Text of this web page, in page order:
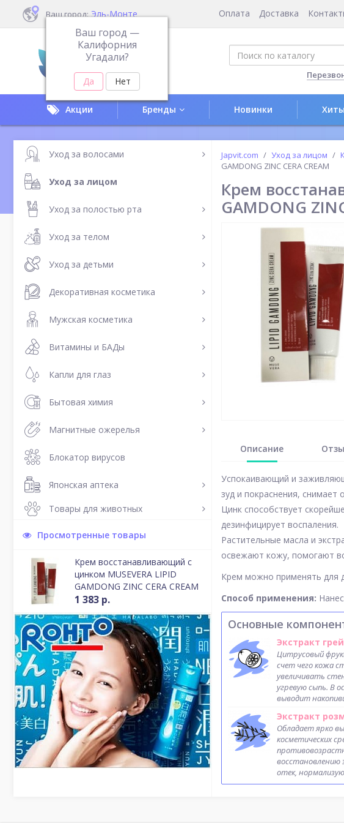
Ваш город: Эль-Монте
Ваш город —
Калифорния
Угадали?
Оплата Доставка
Акции Бренды Новинки
Уход за волосами
Уход за лицом
Уход за полостью рта
Уход за телом
Уход за детьми
Декоративная косметика
Мужская косметика
Витамины и БАДы
Капли для глаз
Бытовая химия
Магнитные ожерелья
Блокатор вирусов
Японская аптека
Товары для животных
Просмотренные товары
Крем восстанавливающий с
цинком MUSEVERA LIPID
GAMDONG ZINC CERA CREAM
1 383 р.
Japvit.com Уход за лицом
GAMDONG ZINC CERA CREAM
Крем
GAMDONG
Описание
Успокаивающий и
зуд и покраснения,
Цинк способствует
дезинфицирует воспаления.
Растительные масла и
освежают кожу, помогают
Крем можно применять для
Способ применения:
Основные
Экстракт
Цитрусовый
счет чего кожа
увеличивать
угревую сыпь. В
выводит
Экстракт
Обладает ярко
косметических
восстановлению
отек,